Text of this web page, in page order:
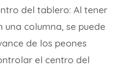
del tablero: Al tener
una columna, se puede
de los peones
el centro del